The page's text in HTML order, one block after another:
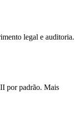
legal e auditoria.
por padrão. Mais